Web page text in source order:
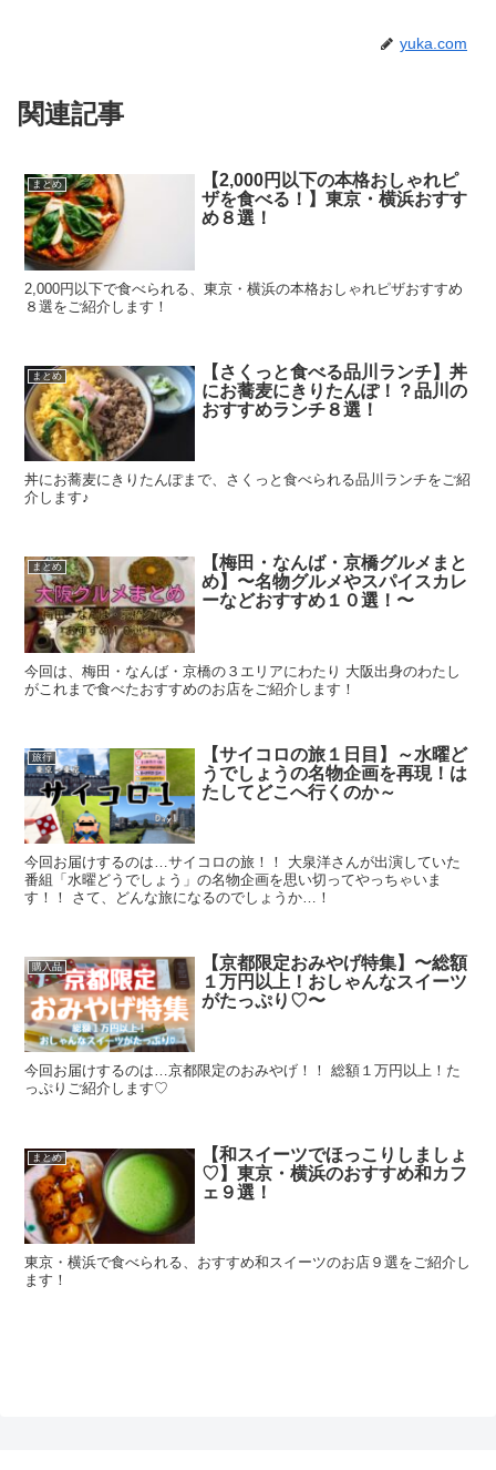
yuka.com
関連記事
まとめ
【2,000円以下の本格おしゃれピ
ザを食べる！】東京・横浜おすす
め８選！
2,000円以下で食べられる、東京・横浜の本格おしゃれピザおすすめ
８選をご紹介します！
まとめ
【さくっと食べる品川ランチ】丼
にお蕎麦にきりたんぽ！？品川の
おすすめランチ８選！
丼にお蕎麦にきりたんぽまで、さくっと食べられる品川ランチをご紹
介します♪
まとめ
【梅田・なんば・京橋グルメまと
め】〜名物グルメやスパイスカレ
ーなどおすすめ１０選！〜
今回は、梅田・なんば・京橋の３エリアにわたり 大阪出身のわたし
がこれまで食べたおすすめのお店をご紹介します！
旅行
【サイコロの旅１日目】～水曜ど
うでしょうの名物企画を再現！は
たしてどこへ行くのか～
今回お届けするのは…サイコロの旅！！ 大泉洋さんが出演していた
番組「水曜どうでしょう」の名物企画を思い切ってやっちゃいま
す！！ さて、どんな旅になるのでしょうか…！
購入品
【京都限定おみやげ特集】〜総額
１万円以上！おしゃんなスイーツ
がたっぷり♡〜
今回お届けするのは…京都限定のおみやげ！！ 総額１万円以上！た
っぷりご紹介します♡
まとめ
【和スイーツでほっこりしましょ
♡】東京・横浜のおすすめ和カフ
ェ９選！
東京・横浜で食べられる、おすすめ和スイーツのお店９選をご紹介し
ます！